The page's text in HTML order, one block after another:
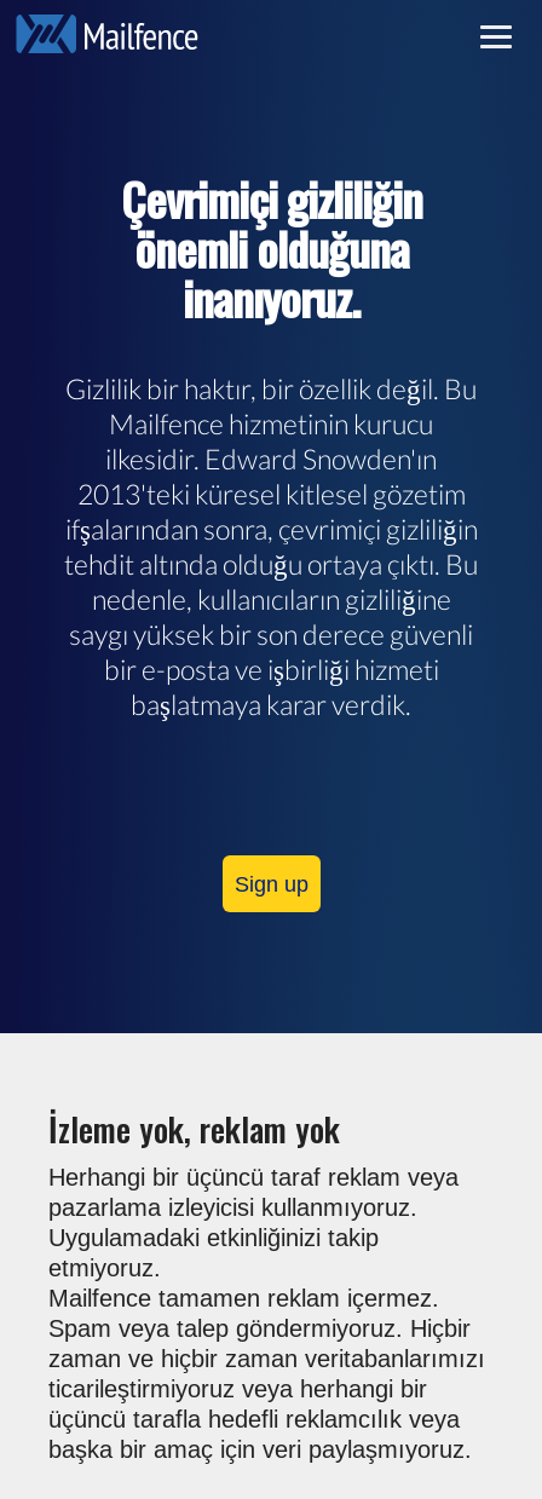
Çevrimiçi gizliliğin
önemli olduğuna
inanıyoruz.
Gizlilik bir haktır, bir özellik değil. Bu
Mailfence hizmetinin kurucu
ilkesidir. Edward Snowden'ın
2013'teki küresel kitlesel gözetim
ifşalarından sonra, çevrimiçi gizliliğin
tehdit altında olduğu ortaya çıktı. Bu
nedenle, kullanıcıların gizliliğine
saygı yüksek bir son derece güvenli
bir e-posta ve işbirliği hizmeti
başlatmaya karar verdik.
Sign up
İzleme yok, reklam yok
Herhangi bir üçüncü taraf reklam veya
pazarlama izleyicisi kullanmıyoruz.
Uygulamadaki etkinliğinizi takip
etmiyoruz.
Mailfence tamamen reklam içermez.
Spam veya talep göndermiyoruz. Hiçbir
zaman ve hiçbir zaman veritabanlarımızı
ticarileştirmiyoruz veya herhangi bir
üçüncü tarafla hedefli reklamcılık veya
başka bir amaç için veri paylaşmıyoruz.